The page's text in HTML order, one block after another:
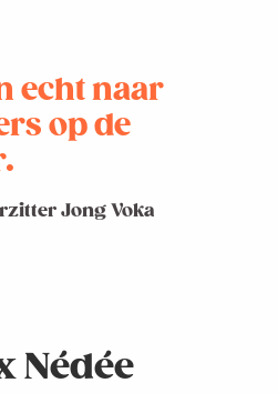
echt naar
op de
Jong Voka
Nédée